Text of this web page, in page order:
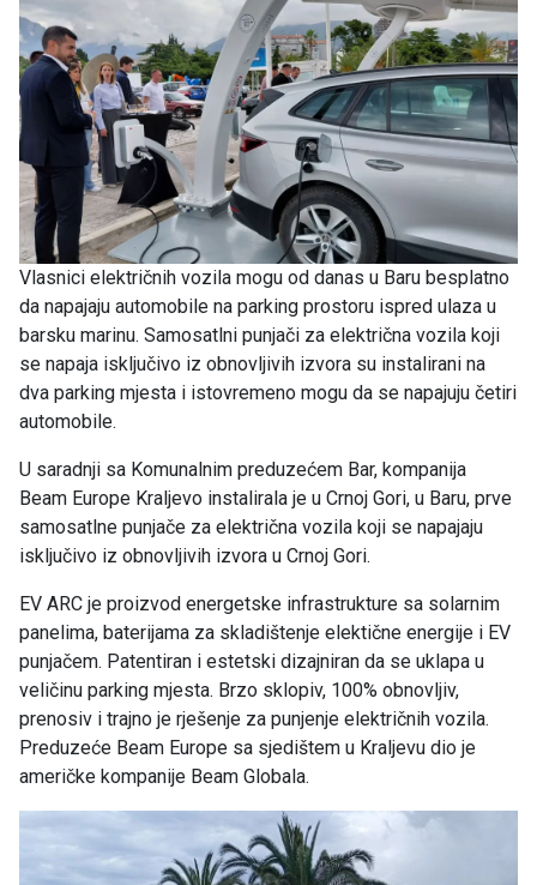
Vlasnici električnih vozila mogu od danas u Baru besplatno
da napajaju automobile na parking prostoru ispred ulaza u
barsku marinu. Samosatlni punjači za električna vozila koji
se napaja isključivo iz obnovljivih izvora su instalirani na
dva parking mjesta i istovremeno mogu da se napajuju četiri
automobile.
U saradnji sa Komunalnim preduzećem Bar, kompanija
Beam Europe Kraljevo instalirala je u Crnoj Gori, u Baru, prve
samosatlne punjače za električna vozila koji se napajaju
isključivo iz obnovljivih izvora u Crnoj Gori.
EV ARC je proizvod energetske infrastrukture sa solarnim
panelima, baterijama za skladištenje elektične energije i EV
punjačem. Patentiran i estetski dizajniran da se uklapa u
veličinu parking mjesta. Brzo sklopiv, 100% obnovljiv,
prenosiv i trajno je rješenje za punjenje električnih vozila.
Preduzeće Beam Europe sa sjedištem u Kraljevu dio je
američke kompanije Beam Globala.